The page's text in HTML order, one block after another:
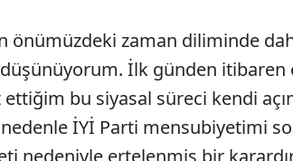
önümüzdeki zaman diliminde
İlk günden itibaren
bu siyasal süreci kendi
İYİ Parti mensubiyetimi
nedeniyle ertelenmiş bir